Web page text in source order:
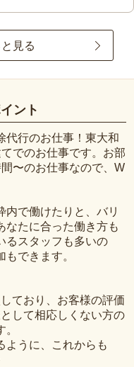
見る
ント
代行のお仕事！東大和
でのお仕事です。お部
〜のお仕事なので、W
内で働けたりと、バリ
なたに合った働き方も
るスタッフも多いの
できます。
ており、お客様の評価
して相応しくない方の
ように、これからも